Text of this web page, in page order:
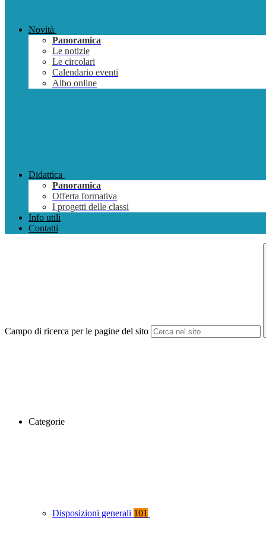
Novità
Panoramica
Le notizie
Le circolari
Calendario eventi
Albo online
Didattica
Panoramica
Offerta formativa
I progetti delle classi
Info utili
Contatti
Campo di ricerca per le pagine del sito
Categorie
Disposizioni generali 101